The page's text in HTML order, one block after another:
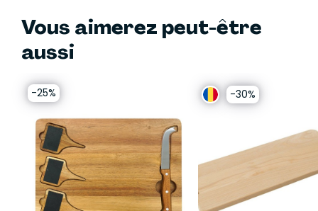
Vous aimerez peut-être
aussi
-25% -30%